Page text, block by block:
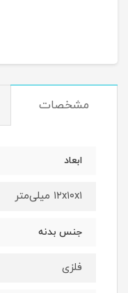
مشخصات
ابعاد
۱۲x۱۰x۱ میلی‌متر
جنس بدنه
فلزی